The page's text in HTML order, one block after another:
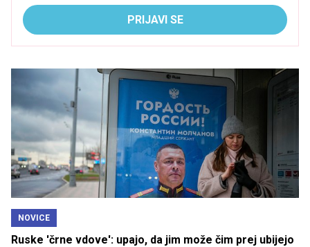
PRIJAVI SE
NOVICE
Ruske 'črne vdove': upajo, da jim može čim prej ubijejo